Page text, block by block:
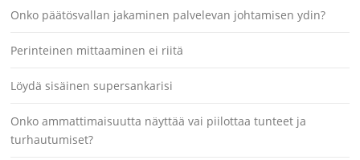
Onko päätösvallan jakaminen palvelevan johtamisen ydin?
Perinteinen mittaaminen ei riitä
Löydä sisäinen supersankarisi
Onko ammattimaisuutta näyttää vai piilottaa tunteet ja
turhautumiset?